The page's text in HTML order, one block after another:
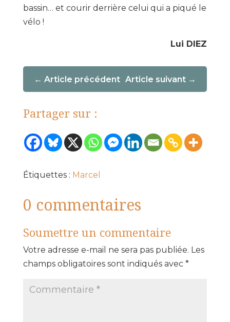
bassin… et courir derrière celui qui a piqué le
vélo !
Lui DIEZ
Article suivant
Article précédent
Partager sur :
Étiquettes : Marcel
0 commentaires
Soumettre un commentaire
Votre adresse e-mail ne sera pas publiée. Les
champs obligatoires sont indiqués avec *